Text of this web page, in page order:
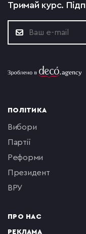
Тримай курс.
ПОЛІТИКА
вибори
партії
реформи
президент
ВРУ
ПРО НАС
РЕКЛАМА